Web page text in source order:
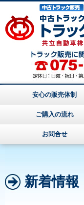
安心の販売体制
ご購入の流れ
お問合せ
新着情報